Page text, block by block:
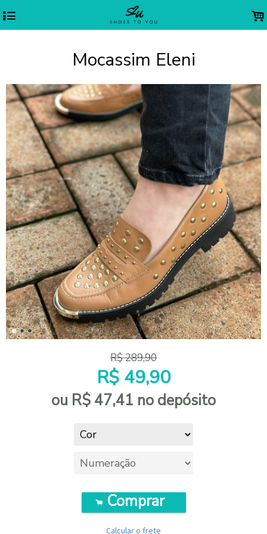
4 .
Mocassim Eleni
R$289,90
R$ 49,90
ou R$ 47,41 no depósito
. Comprar
Calcular o frete